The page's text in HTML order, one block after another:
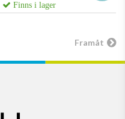
Finns i lager
Framåt